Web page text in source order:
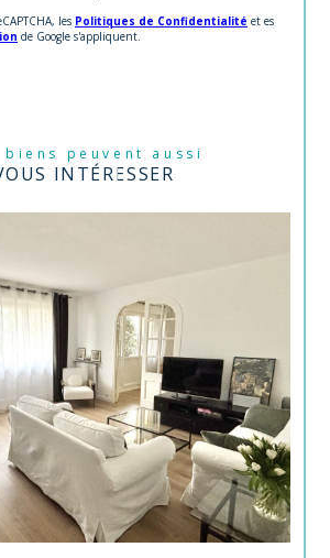
les Politiques de Confidentialité et es
de Google s'appliquent.
biens peuvent aussi
INTÉRESSER